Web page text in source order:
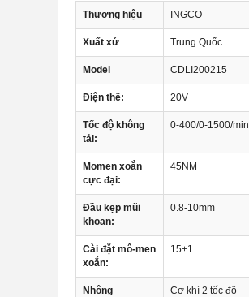
Thương hiệu INGCO
Xuất xứ Trung Quốc
Model CDLI200215
Điện thế: 20V
Tốc độ không
tải:
0-400/0-1500/min
Momen xoắn
cực đại:
45NM
Đầu kẹp mũi
khoan:
0.8-10mm
Cài đặt mô-men
xoắn:
15+1
Nhông Cơ khí 2 tốc độ